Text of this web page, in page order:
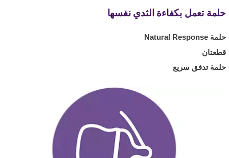
حلمة تعمل بكفاءة الثدي نفسها
حلمة Natural Response
قطعتان
حلمة تدفق سريع